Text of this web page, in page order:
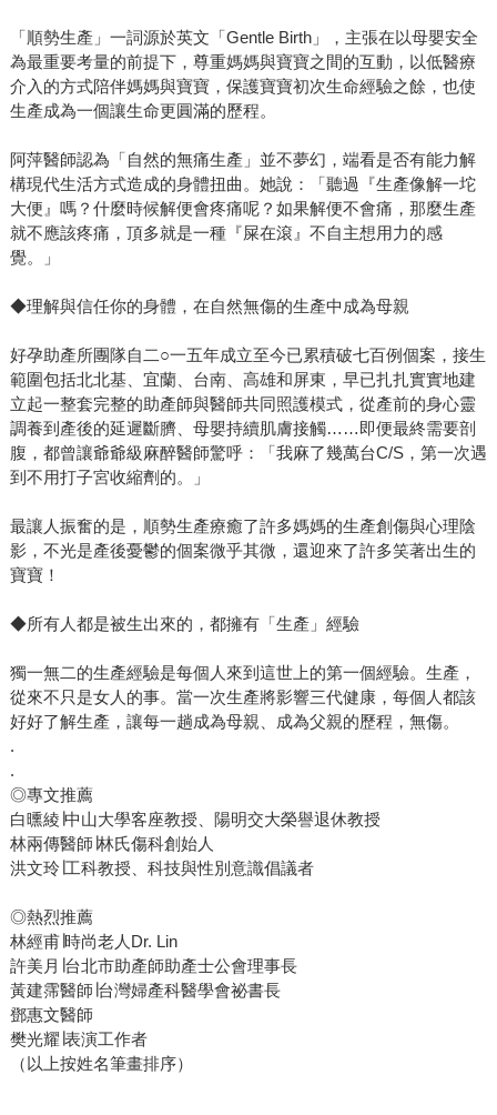
「順勢生產」一詞源於英文「Gentle Birth」，主張在以母嬰安全
為最重要考量的前提下，尊重媽媽與寶寶之間的互動，以低醫療
介入的方式陪伴媽媽與寶寶，保護寶寶初次生命經驗之餘，也使
生產成為一個讓生命更圓滿的歷程。
阿萍醫師認為「自然的無痛生產」並不夢幻，端看是否有能力解
構現代生活方式造成的身體扭曲。她說：「聽過『生產像解一坨
大便』嗎？什麼時候解便會疼痛呢？如果解便不會痛，那麼生產
就不應該疼痛，頂多就是一種『屎在滾』不自主想用力的感
覺。」
◆理解與信任你的身體，在自然無傷的生產中成為母親
好孕助產所團隊自二○一五年成立至今已累積破七百例個案，接生
範圍包括北北基、宜蘭、台南、高雄和屏東，早已扎扎實實地建
立起一整套完整的助產師與醫師共同照護模式，從產前的身心靈
調養到產後的延遲斷臍、母嬰持續肌膚接觸……即便最終需要剖
腹，都曾讓爺爺級麻醉醫師驚呼：「我麻了幾萬台C/S，第一次遇
到不用打子宮收縮劑的。」
最讓人振奮的是，順勢生產療癒了許多媽媽的生產創傷與心理陰
影，不光是產後憂鬱的個案微乎其微，還迎來了許多笑著出生的
寶寶！
◆所有人都是被生出來的，都擁有「生產」經驗
獨一無二的生產經驗是每個人來到這世上的第一個經驗。生產，
從來不只是女人的事。當一次生產將影響三代健康，每個人都該
好好了解生產，讓每一趟成為母親、成為父親的歷程，無傷。
.
.
◎專文推薦
白曛綾∣中山大學客座教授、陽明交大榮譽退休教授
林兩傳醫師∣林氏傷科創始人
洪文玲∣工科教授、科技與性別意識倡議者
◎熱烈推薦
林經甫∣時尚老人Dr. Lin
許美月∣台北市助產師助產士公會理事長
黃建霈醫師∣台灣婦產科醫學會祕書長
鄧惠文醫師
樊光耀∣表演工作者
（以上按姓名筆畫排序）